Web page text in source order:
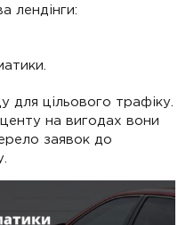
лендінги:
для цільового трафіку.
на вигодах вони
заявок до